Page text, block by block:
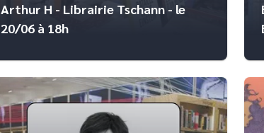
Arthur H - Librairie Tschann - le
20/06 à 18h